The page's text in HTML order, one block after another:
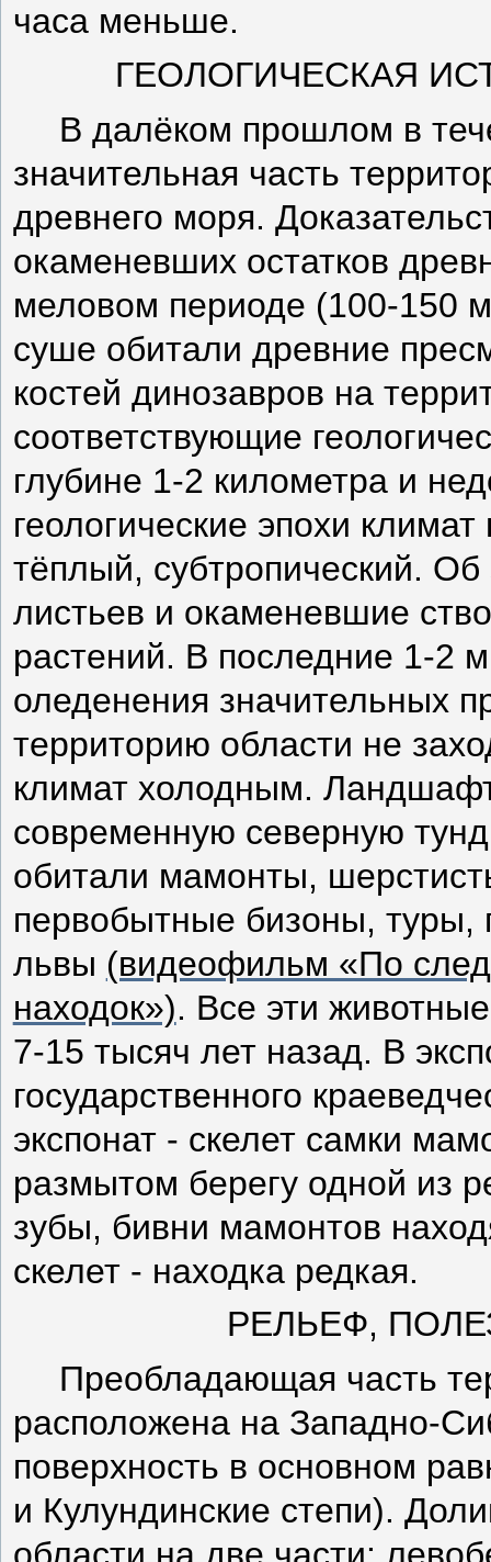
часа меньше.
ГЕОЛОГИЧЕСКАЯ
В далёком прошлом в
значительная часть
древнего моря.
окаменевших остатков
меловом периоде (100-150
суше обитали древние
костей динозавров на
соответствующие
глубине 1-2 километра и
геологические эпохи
тёплый, субтропический. Об
листьев и окаменевшие
растений. В последние 1-2
оледенения значительных
территорию области не
климат холодным.
современную северную
обитали мамонты,
первобытные бизоны, туры,
львы (видеофильм «По
находок»). Все эти
7-15 тысяч лет назад. В
государственного
экспонат - скелет самки
размытом берегу одной из
зубы, бивни мамонтов
скелет - находка редкая.
РЕЛЬЕФ,
Преобладающая часть
расположена на Западно-
поверхность в основном
и Кулундинские степи).